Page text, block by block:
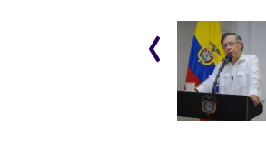
muertos en esta
guerra fallida
‹